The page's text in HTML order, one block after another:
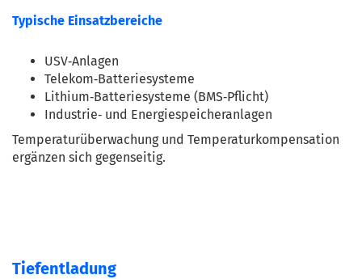
Typische Einsatzbereiche
USV‑Anlagen
Telekom‑Batteriesysteme
Lithium‑Batteriesysteme (BMS‑Pflicht)
Industrie‑ und Energiespeicheranlagen
Temperaturüberwachung und Temperaturkompensation
ergänzen sich gegenseitig.
Tiefentladung